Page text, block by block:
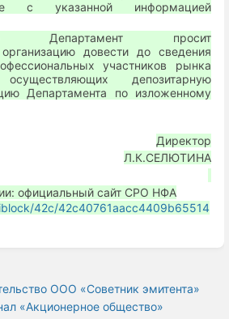
с указанной информацией
Департамент просит
довести до сведения
участников рынка
депозитарную
Департамента по изложенному
Директор
Л.К.СЕЛЮТИНА
официальный сайт СРО НФА
42c/42c40761aacc4409b65514
ООО «‎Советник эмитента»
«Акционерное общество»